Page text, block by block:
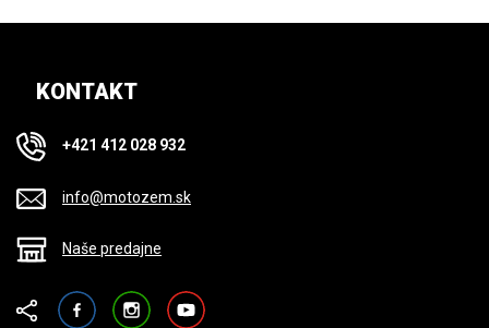
KONTAKT
+421 412 028 932
info@motozem.sk
Naše predajne
FacebookInstagramYouTube